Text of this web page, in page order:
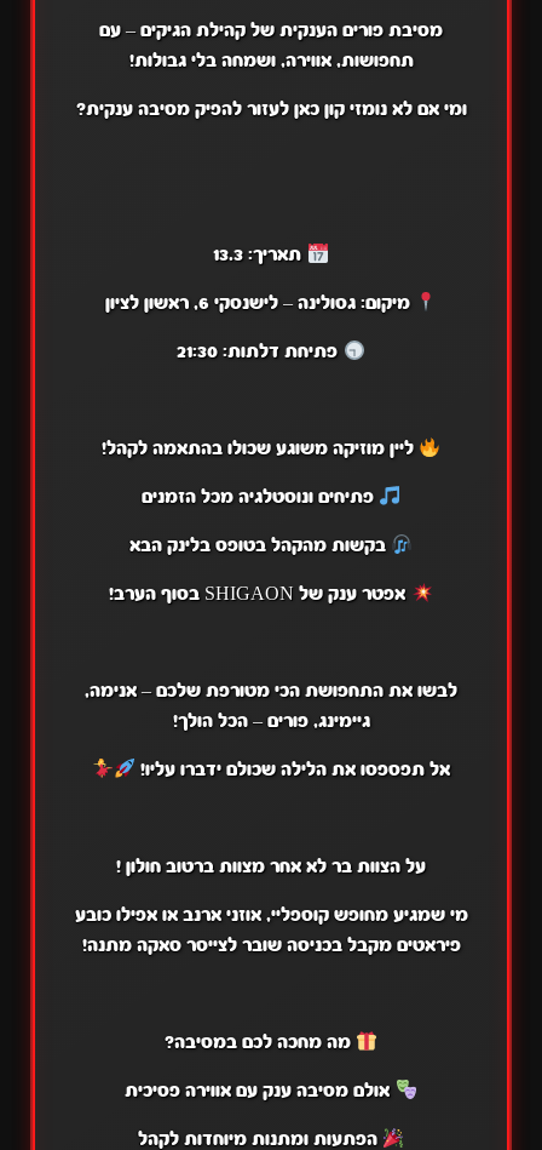
מסיבת פורים הענקית של קהילת הגיקים – עם
תחפושות, אווירה, ושמחה בלי גבולות!
ומי אם לא נומזי קון כאן לעזור להפיק מסיבה ענקית?
תאריך: 13.3
מיקום: גסולינה – לישנסקי 6, ראשון לציון
פתיחת דלתות: 21:30
ליין מוזיקה משוגע שכולו בהתאמה לקהל!
פתיחים ונוסטלגיה מכל הזמנים
בקשות מהקהל בטופס בלינק הבא
אפטר ענק של SHIGAON בסוף הערב!
לבשו את התחפושת הכי מטורפת שלכם – אנימה,
גיימינג, פורים – הכל הולך!
אל תפספסו את הלילה שכולם ידברו עליו!
על הצוות בר לא אחר מצוות ברטוב חולון !
מי שמגיע מחופש קוספליי, אוזני ארנב או אפילו כובע
פיראטים מקבל בכניסה שובר לצייסר סאקה מתנה!
מה מחכה לכם במסיבה?
אולם מסיבה ענק עם אווירה פסיכית
הפתעות ומתנות מיוחדות לקהל